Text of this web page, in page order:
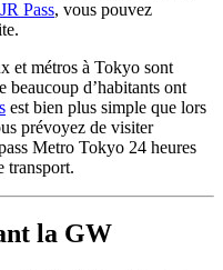
JR Pass, vous pouvez
et métros à Tokyo sont
beaucoup d’habitants ont
est bien plus simple que lors
prévoyez de visiter
Metro Tokyo 24 heures
transport.
la GW